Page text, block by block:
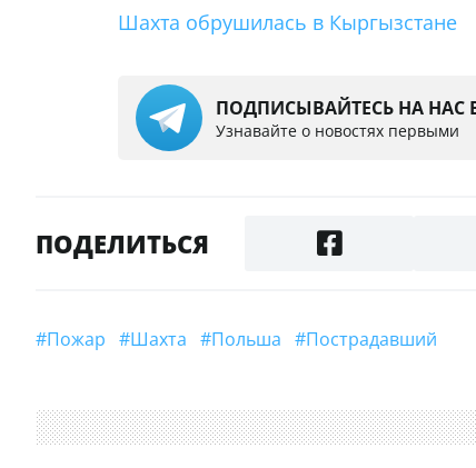
Шахта обрушилась в Кыргызстане
ПОДПИСЫВАЙТЕСЬ НА НАС В
Узнавайте о новостях первыми
ПОДЕЛИТЬСЯ
#пожар #шахта #Польша #пострадавший